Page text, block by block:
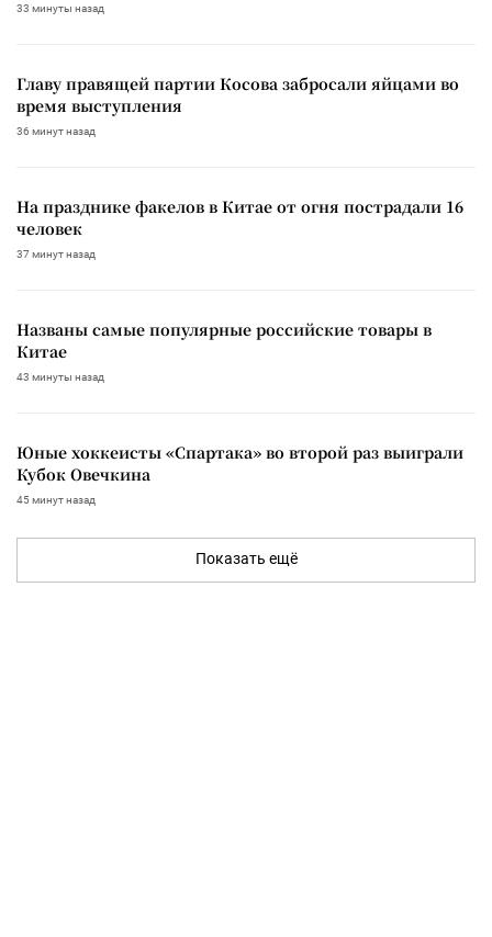
33 минуты назад
Главу правящей партии Косова забросали яйцами во
время выступления
36 минут назад
На празднике факелов в Китае от огня пострадали 16
человек
37 минут назад
Названы самые популярные российские товары в
Китае
43 минуты назад
Юные хоккеисты «Спартака» во второй раз выиграли
Кубок Овечкина
45 минут назад
Показать ещё